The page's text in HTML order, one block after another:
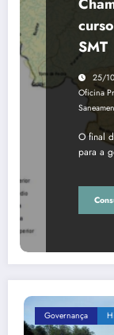
SMT
25/
Oficina
O final
para a
Governança